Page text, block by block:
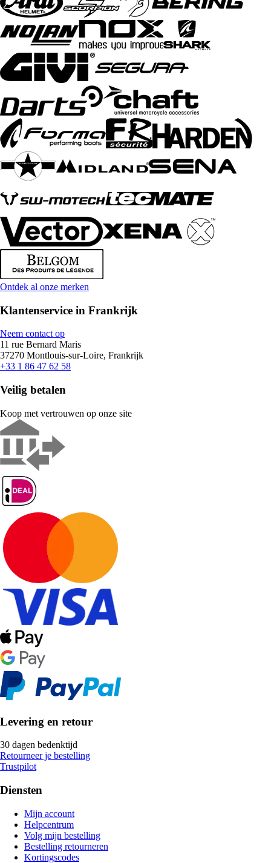
Ontdek al onze merken
Klantenservice in Frankrijk
Neem contact op
11 rue Bernard Maris
37270 Montlouis-sur-Loire, Frankrijk
+33 1 86 47 62 58
Veilig betalen
Koop met vertrouwen op onze site
Levering en retour
30 dagen bedenktijd
Retourneer je bestelling
Trustpilot
Diensten
Mijn account
Helpcentrum
Volg mijn bestelling
Bestelling retourneren
Kortingscodes